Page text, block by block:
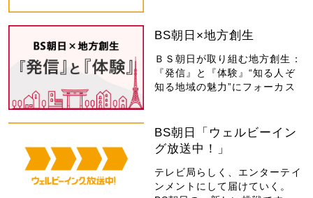
BS朝日×地方創生
ＢＳ朝日が取り組む地方創生：
『発信』と『体験』“知る人ぞ
知る地域の魅力”にフォーカス
BS朝日「ウェルビーイン
グ放送中！」
テレビ局らしく、エンターテイ
ンメントにして届けていく。